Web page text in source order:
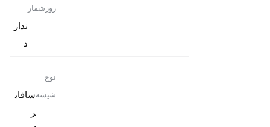
روزشمار
ندار
د
نوع
شیشهسافای
ر